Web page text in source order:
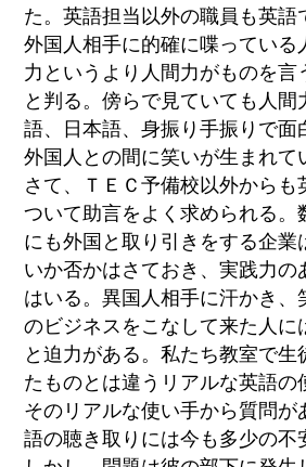
た。英語担当以外の職員も英語
外国人相手に的確に喋っている
力というより人間力がものを言
と判る。傍らで見ていても人間
語、日本語、身振り手振りで面
外国人との間に笑いが生まれて
さて、ＴＥＣ予備校以外からも
ついて助言をよく求められる。
にも外国と取り引きをする企業
いか否かはさておき、実践力の
はいる。異国人相手に汗かき、
のビジネスをこなして来た人に
と迫力がある。私たち教室で生
たものとは違うリアルな英語の
そのリアルな使い手から質問が
語の聴き取りには今も多少の不